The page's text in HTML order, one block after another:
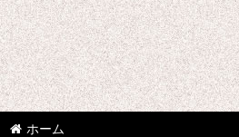
絞り込む
ホーム